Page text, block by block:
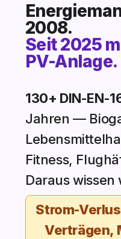
2008.
Seit 2025
PV-Anlage.
130+ DIN-EN-
Jahren —
Fitness,
Daraus wissen
Strom-
Verträgen,